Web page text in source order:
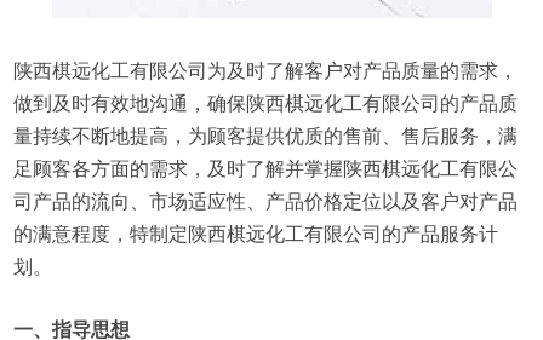
陕西棋远化工有限公司为及时了解客户对产品质量的需求，
做到及时有效地沟通，确保陕西棋远化工有限公司的产品质
量持续不断地提高，为顾客提供优质的售前、售后服务，满
足顾客各方面的需求，及时了解并掌握陕西棋远化工有限公
司产品的流向、市场适应性、产品价格定位以及客户对产品
的满意程度，特制定陕西棋远化工有限公司的产品服务计
划。
一、指导思想